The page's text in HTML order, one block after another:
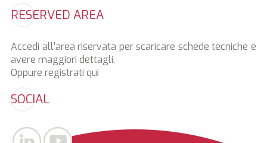
RESERVED AREA
Accedi all’area riservata per scaricare schede tecniche e
avere maggiori dettagli.
Oppure registrati qui
SOCIAL